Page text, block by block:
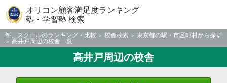
オリコン顧客満足度ランキング
塾・学習塾 検索
塾、スクールのランキング・比較 校舎検索
東京都の駅・市区町村から探す
高井戸周辺の校舎一覧
高井戸周辺の校舎